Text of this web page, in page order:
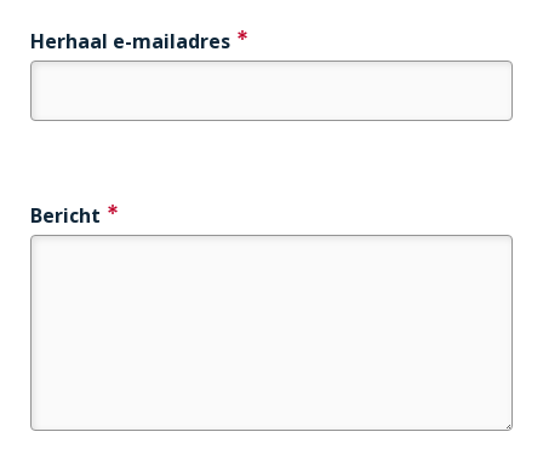
Herhaal e-mailadres
Bericht